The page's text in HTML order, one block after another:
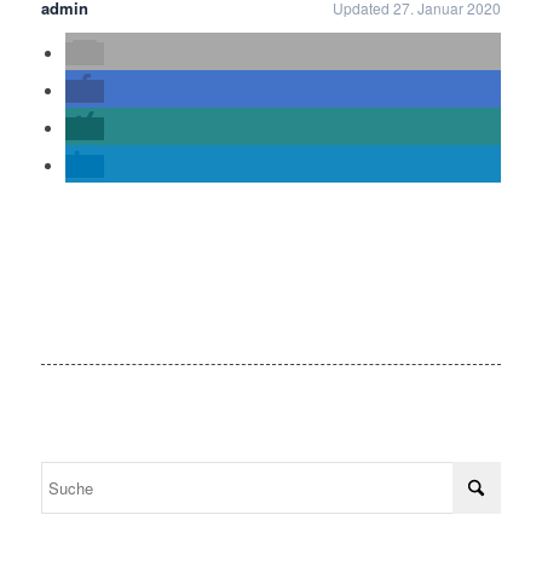
admin Updated 27. Januar 2020